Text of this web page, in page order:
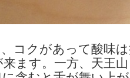
コクがあって酸味
ます。一方、天王